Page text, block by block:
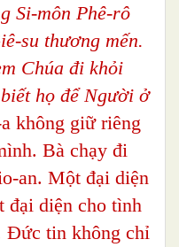
Si-môn Phê-rô
su thương mến.
Chúa đi khỏi
họ để Người ở
không giữ riêng
Bà chạy đi
an. Một đại diện
đại diện cho tình
Đức tin không chỉ